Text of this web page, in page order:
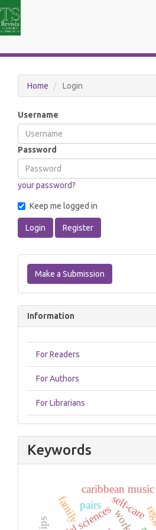
Sidebar
Home Login
Username
Password
your password?
Keep me logged in
Login Register
a
Submission
Make a Submission
Information
For Readers
For Authors
For Librarians
Keywords
self-care
family work
caribbean music
pairs